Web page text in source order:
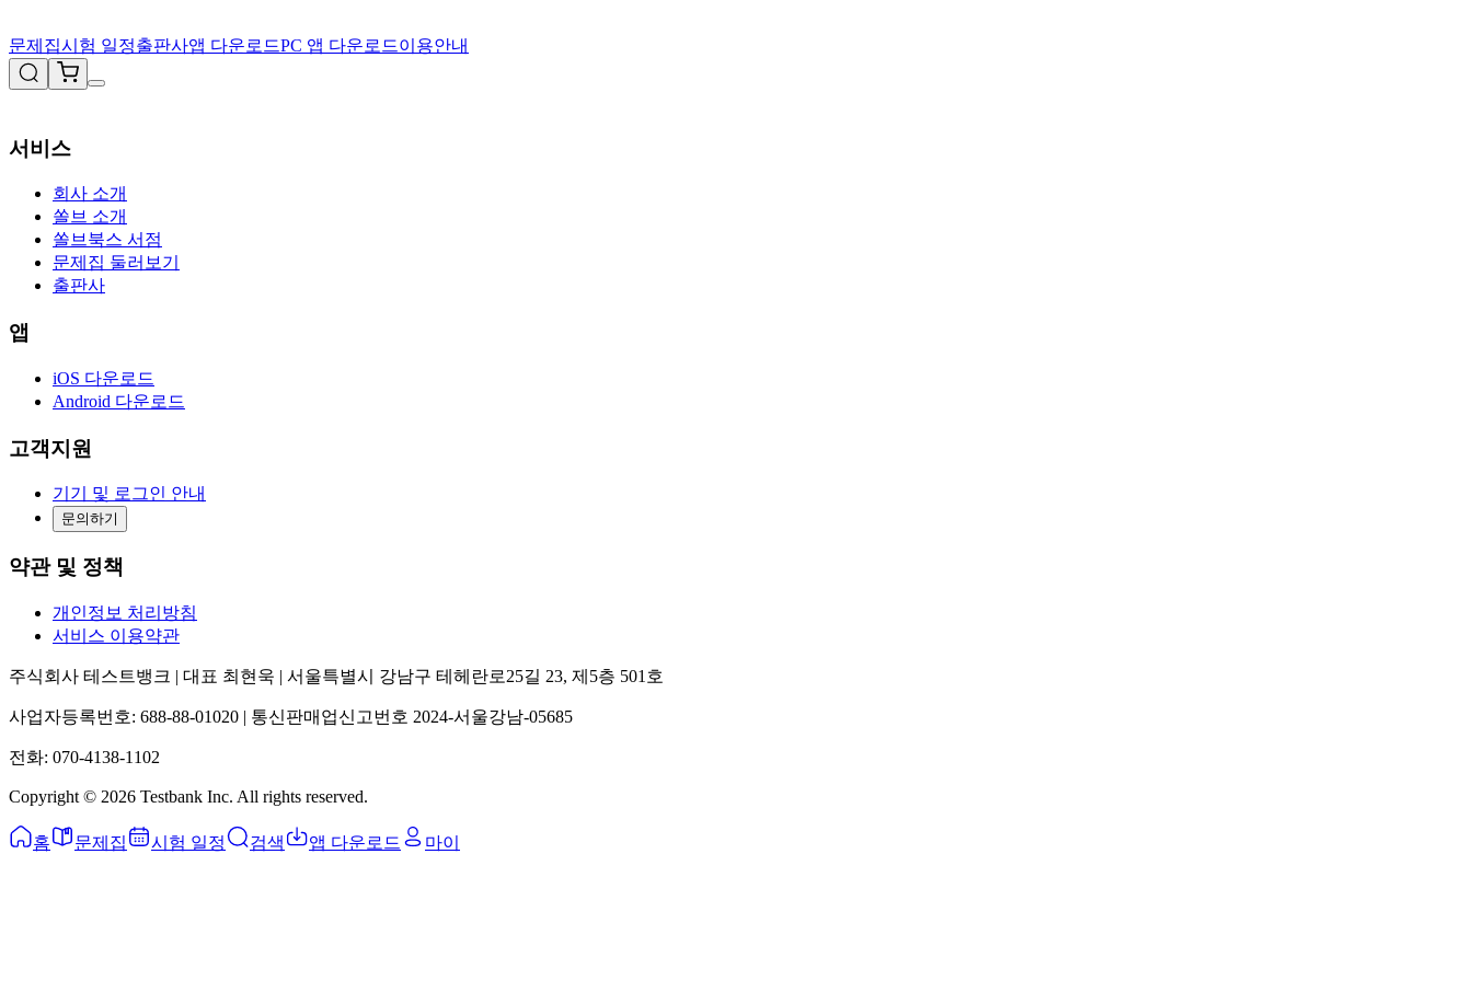
문제집시험 일정출판사앱 다운로드PC 앱 다운로드이용안내
서비스
회사 소개
쏠브 소개
쏠브북스 서점
문제집 둘러보기
출판사
앱
iOS 다운로드
Android 다운로드
고객지원
기기 및 로그인 안내
문의하기
약관 및 정책
개인정보 처리방침
서비스 이용약관
주식회사 테스트뱅크 | 대표 최현욱 | 서울특별시 강남구 테헤란로25길 23, 제5층 501호
사업자등록번호: 688-88-01020 | 통신판매업신고번호 2024-서울강남-05685
전화: 070-4138-1102
Copyright © 2026 Testbank Inc. All rights reserved.
홈 문제집 시험 일정 검색 앱 다운로드 마이